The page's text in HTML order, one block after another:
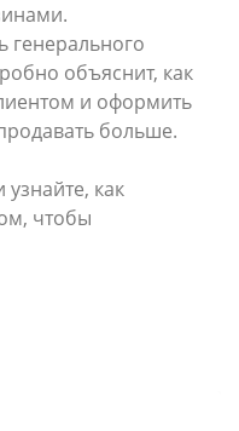
генерального
объяснит, как
и оформить
больше.
как
чтобы